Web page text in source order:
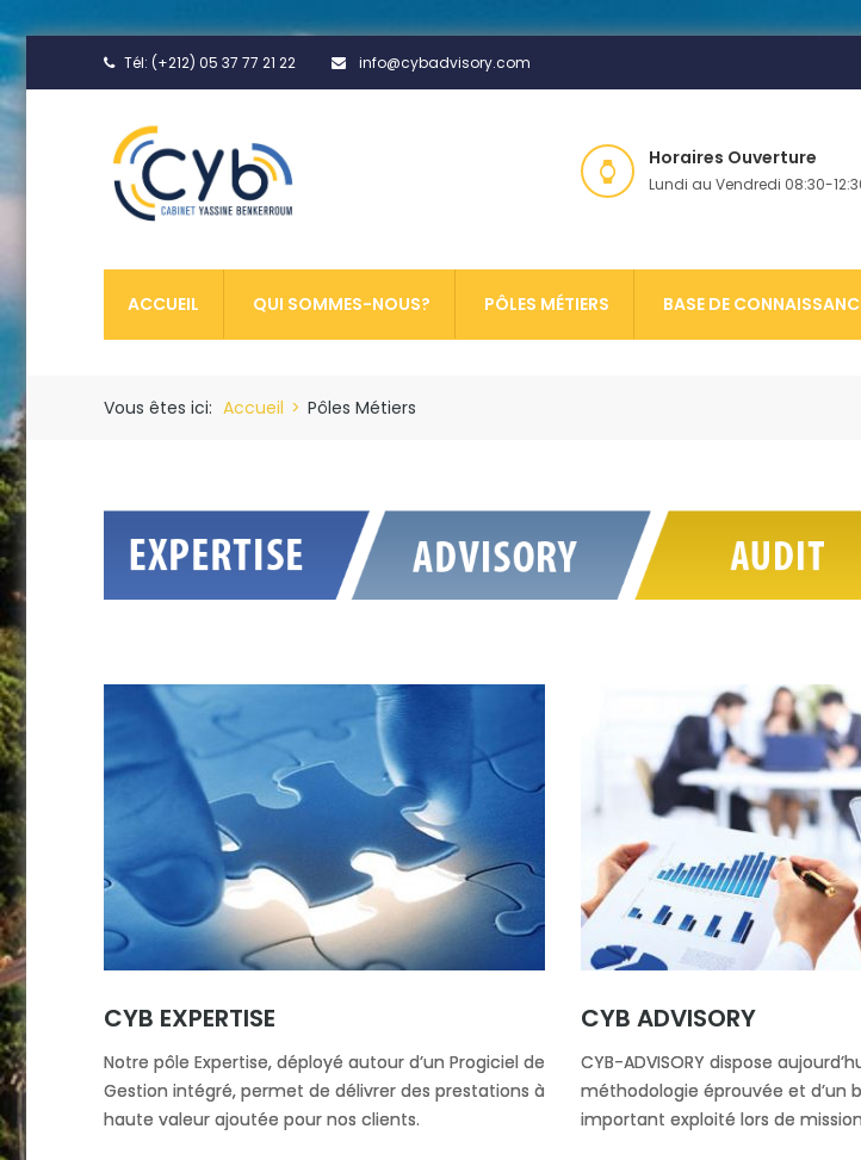
Tél: (+212) 05 37 77 21 22 info@cybadvisory.com
Horaires Ouverture
Lundi au Vendredi 08:30-
ACCUEIL QUI SOMMES-NOUS? PÔLES MÉTIERS BASE DE
Vous êtes ici: Accueil > Pôles Métiers
CYB EXPERTISE
Notre pôle Expertise, déployé autour d’un Progiciel de
Gestion intégré, permet de délivrer des prestations à
haute valeur ajoutée pour nos clients.
CYB ADVISORY
CYB-ADVISORY dispose
méthodologie éprouvée et d’un
important exploité lors de